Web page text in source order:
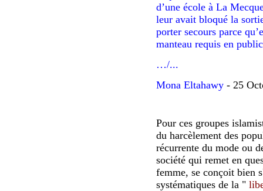
d’une école à La
leur avait bloqué la
porter secours parce
manteau requis en public
…/...
Mona Eltahawy - 25
Pour ces groupes
du harcèlement des
récurrente du mode ou
société qui remet en
femme, se conçoit bien
systématiques de la "